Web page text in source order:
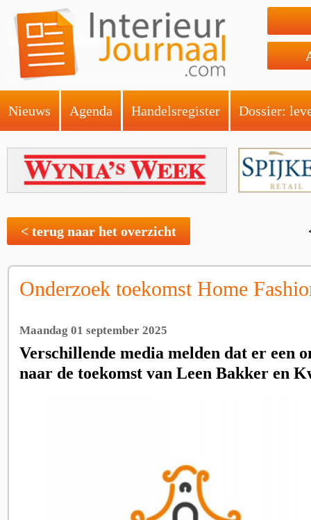
Nieuws Agenda Handelsregister Dossier:
< terug naar het overzicht
Onderzoek toekomst Home
Maandag 01 september 2025
Verschillende media melden dat er een
naar de toekomst van Leen Bakker en